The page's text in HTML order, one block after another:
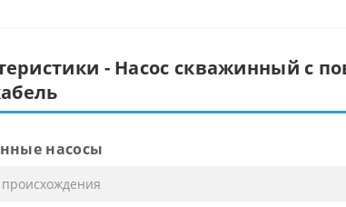
- Насос скважинный с
насосы
происхождения